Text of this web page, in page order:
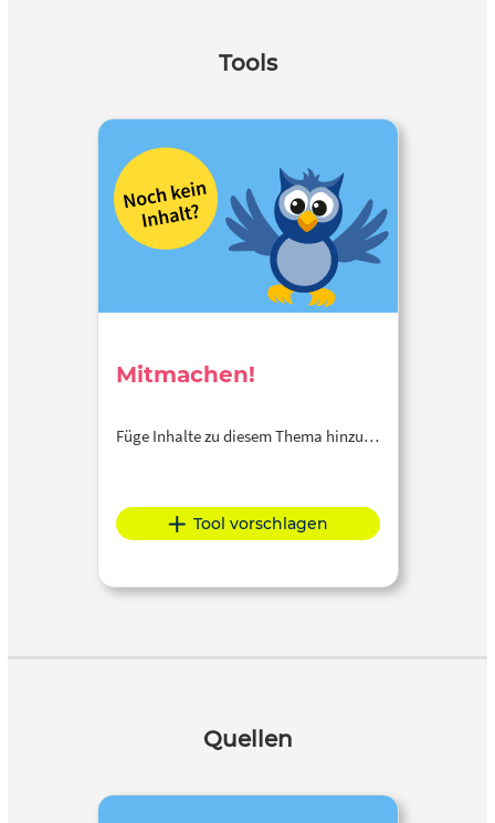
Tools
Mitmachen!
Füge Inhalte zu diesem Thema hinzu…
Tool vorschlagen
Quellen